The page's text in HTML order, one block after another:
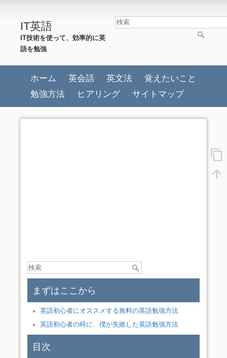
IT英語
IT技術を使って、効率的に英
語を勉強
ホーム 英会話 英文法
覚えたいこと
勉強方法
ヒアリング サイトマップ
まずはここから
英語初心者にオススメする無料の英語勉強方法
英語初心者の時に、僕が失敗した英語勉強方法
目次